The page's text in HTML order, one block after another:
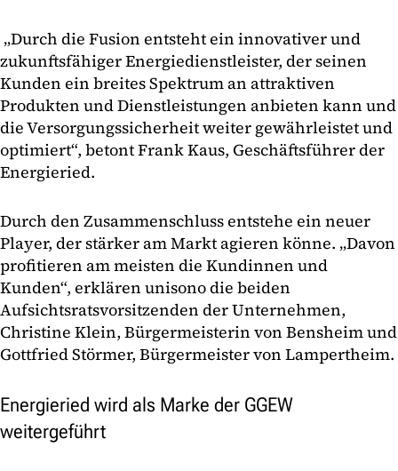
„Durch die Fusion entsteht ein innovativer und
zukunftsfähiger Energiedienstleister, der seinen
Kunden ein breites Spektrum an attraktiven
Produkten und Dienstleistungen anbieten kann und
die Versorgungssicherheit weiter gewährleistet und
optimiert“, betont Frank Kaus, Geschäftsführer der
Energieried.
Durch den Zusammenschluss entstehe ein neuer
Player, der stärker am Markt agieren könne. „Davon
profitieren am meisten die Kundinnen und
Kunden“, erklären unisono die beiden
Aufsichtsratsvorsitzenden der Unternehmen,
Christine Klein, Bürgermeisterin von Bensheim und
Gottfried Störmer, Bürgermeister von Lampertheim.
Energieried wird als Marke der GGEW
weitergeführt